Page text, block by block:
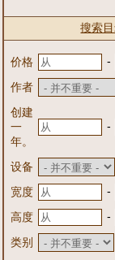
搜索
价格
-
作者
创建
一
年。
-
设备
宽度
-
高度
-
类别